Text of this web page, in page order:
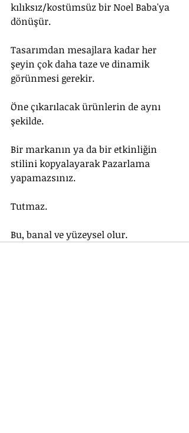
kılıksız/kostümsüz bir Noel Baba'ya
dönüşür.
Tasarımdan mesajlara kadar her
şeyin çok daha taze ve dinamik
görünmesi gerekir.
Öne çıkarılacak ürünlerin de aynı
şekilde.
Bir markanın ya da bir etkinliğin
stilini kopyalayarak Pazarlama
yapamazsınız.
Tutmaz.
Bu, banal ve yüzeysel olur.